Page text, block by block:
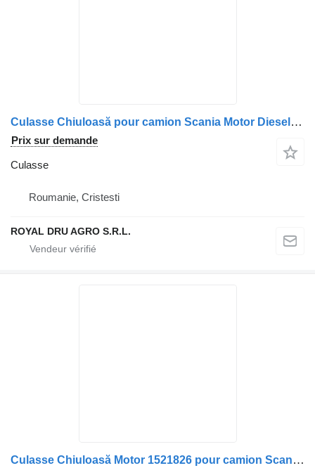
Culasse Chiuloasă pour camion Scania Motor Diesel (Coduri: 1921303, 2005283, 2330322, 1874583, 1855950, 2002702)
Prix sur demande
Culasse
Roumanie, Cristesti
ROYAL DRU AGRO S.R.L.
Culasse Chiuloasă Motor 1521826 pour camion Scania 1521826 / 1434915 / 570165-13